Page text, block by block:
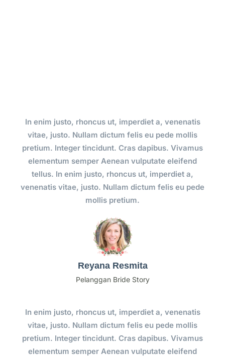
In enim justo, rhoncus ut, imperdiet a, venenatis
vitae, justo. Nullam dictum felis eu pede mollis
pretium. Integer tincidunt. Cras dapibus. Vivamus
elementum semper Aenean vulputate eleifend
tellus. In enim justo, rhoncus ut, imperdiet a,
venenatis vitae, justo. Nullam dictum felis eu pede
mollis pretium.
Reyana Resmita
Pelanggan Bride Story
In enim justo, rhoncus ut, imperdiet a, venenatis
vitae, justo. Nullam dictum felis eu pede mollis
pretium. Integer tincidunt. Cras dapibus. Vivamus
elementum semper Aenean vulputate eleifend